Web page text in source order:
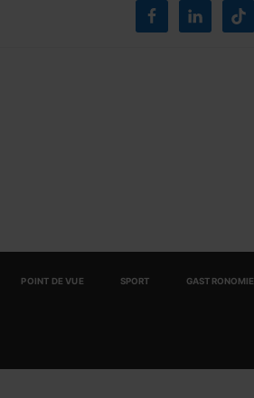
POINT DE VUE SPORT GASTRONOMIE